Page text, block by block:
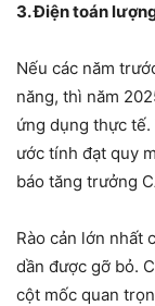
3. Điện toán
Nếu các năm
năng, thì năm
ứng dụng thực
ước tính đạt quy
báo tăng trưởng
Rào cản lớn nhất
dần được gỡ bỏ.
cột mốc quan